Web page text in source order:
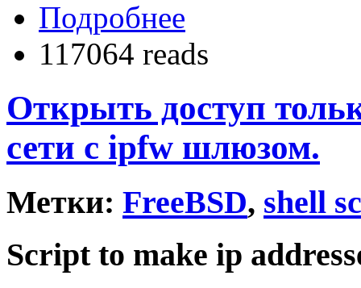
Подробнее
117064 reads
Открыть доступ
сети с ipfw шлюзом.
Метки: FreeBSD, shell
Script to make ip